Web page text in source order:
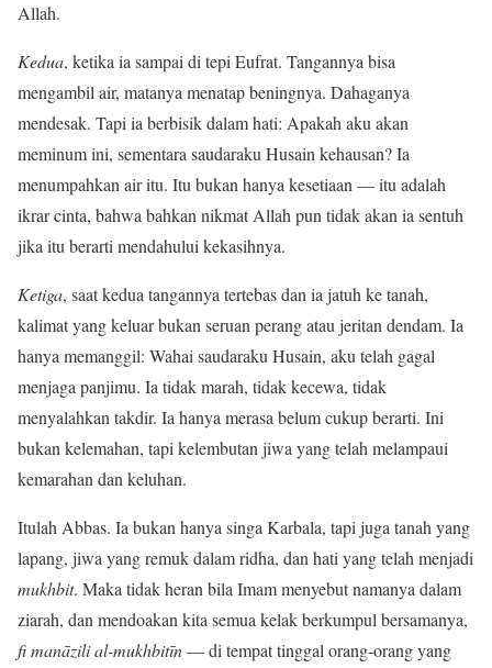
Allah.
Kedua, ketika ia sampai di tepi Eufrat. Tangannya bisa
mengambil air, matanya menatap beningnya. Dahaganya
mendesak. Tapi ia berbisik dalam hati: Apakah aku akan
meminum ini, sementara saudaraku Husain kehausan? Ia
menumpahkan air itu. Itu bukan hanya kesetiaan — itu adalah
ikrar cinta, bahwa bahkan nikmat Allah pun tidak akan ia sentuh
jika itu berarti mendahului kekasihnya.
Ketiga, saat kedua tangannya tertebas dan ia jatuh ke tanah,
kalimat yang keluar bukan seruan perang atau jeritan dendam. Ia
hanya memanggil: Wahai saudaraku Husain, aku telah gagal
menjaga panjimu. Ia tidak marah, tidak kecewa, tidak
menyalahkan takdir. Ia hanya merasa belum cukup berarti. Ini
bukan kelemahan, tapi kelembutan jiwa yang telah melampaui
kemarahan dan keluhan.
Itulah Abbas. Ia bukan hanya singa Karbala, tapi juga tanah yang
lapang, jiwa yang remuk dalam ridha, dan hati yang telah menjadi
mukhbit. Maka tidak heran bila Imam menyebut namanya dalam
ziarah, dan mendoakan kita semua kelak berkumpul bersamanya,
fi manāzili al-mukhbitīn— di tempat tinggal orang-orang yang